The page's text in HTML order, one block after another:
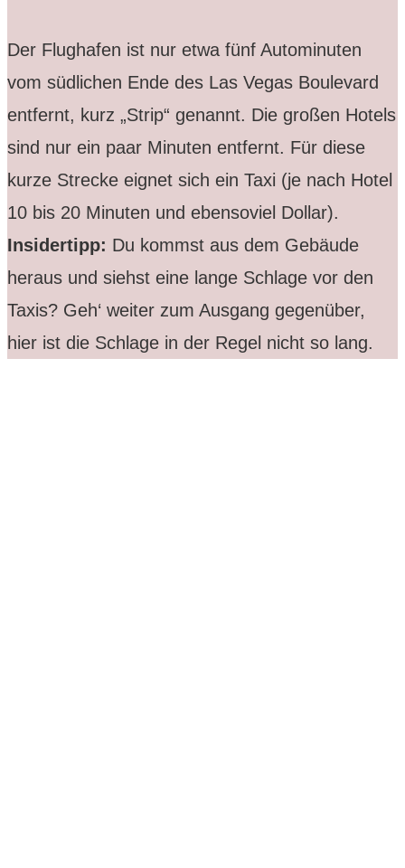
Der Flughafen ist nur etwa fünf Autominuten
vom südlichen Ende des Las Vegas Boulevard
entfernt, kurz „Strip“ genannt. Die großen Hotels
sind nur ein paar Minuten entfernt. Für diese
kurze Strecke eignet sich ein Taxi (je nach Hotel
10 bis 20 Minuten und ebensoviel Dollar).
Insidertipp: Du kommst aus dem Gebäude
heraus und siehst eine lange Schlage vor den
Taxis? Geh‘ weiter zum Ausgang gegenüber,
hier ist die Schlage in der Regel nicht so lang.